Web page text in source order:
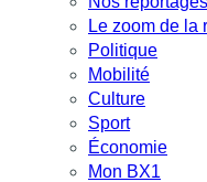
Le zoom de la
Politique
Mobilité
Culture
Sport
Économie
Mon BX1